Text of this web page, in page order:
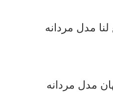
مدل مردانه
مدل مردانه